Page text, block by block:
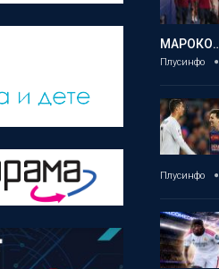
Плусинфо
Плусинфо